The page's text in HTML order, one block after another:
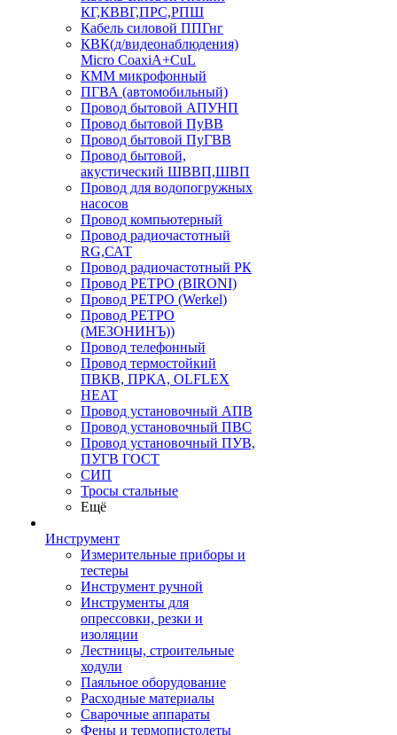
КГ,КВВГ,ПРС,РПШ
Кабель силовой ППГнг
КВК(д/видеонаблюдения)
Micro CoaxiA+CuL
КММ микрофонный
ПГВА (автомобильный)
Провод бытовой АПУНП
Провод бытовой ПуВВ
Провод бытовой ПуГВВ
Провод бытовой,
акустический ШВВП,ШВП
Провод для водопогружных
насосов
Провод компьютерный
Провод радиочастотный
RG,САТ
Провод радиочастотный РК
Провод РЕТРО (BIRONI)
Провод РЕТРО (Werkel)
Провод РЕТРО
(МЕЗОНИНЪ))
Провод телефонный
Провод термостойкий
ПВКВ, ПРКА, OLFLEX
HEAT
Провод установочный АПВ
Провод установочный ПВС
Провод установочный ПУВ,
ПУГВ ГОСТ
СИП
Тросы стальные
Ещё
Инструмент
Измерительные приборы и
тестеры
Инструмент ручной
Инструменты для
опрессовки, резки и
изоляции
Лестницы, строительные
ходули
Паяльное оборудование
Расходные материалы
Сварочные аппараты
Фены и термопистолеты